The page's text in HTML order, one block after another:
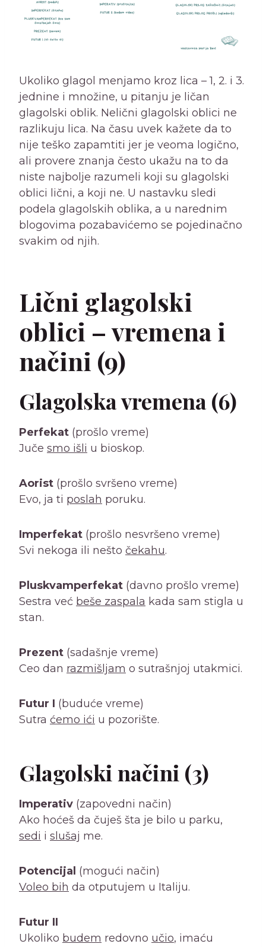
Ukoliko glagol menjamo kroz lica – 1, 2. i 3.
jednine i množine, u pitanju je ličan
glagolski oblik. Nelični glagolski oblici ne
razlikuju lica. Na času uvek kažete da to
nije teško zapamtiti jer je veoma logično,
ali provere znanja često ukažu na to da
niste najbolje razumeli koji su glagolski
oblici lični, a koji ne. U nastavku sledi
podela glagolskih oblika, a u narednim
blogovima pozabavićemo se pojedinačno
svakim od njih.
Lični glagolski
oblici – vremena i
načini (9)
Glagolska vremena (6)
Perfekat (prošlo vreme)
Juče smo išli u bioskop.
Aorist (prošlo svršeno vreme)
Evo, ja ti poslah poruku.
Imperfekat (prošlo nesvršeno vreme)
Svi nekoga ili nešto čekahu.
Pluskvamperfekat (davno prošlo vreme)
Sestra već beše zaspala kada sam stigla u
stan.
Prezent (sadašnje vreme)
Ceo dan razmišljam o sutrašnjoj utakmici.
Futur I (buduće vreme)
Sutra ćemo ići u pozorište.
Glagolski načini (3)
Imperativ (zapovedni način)
Ako hoćeš da čuješ šta je bilo u parku,
sedi i slušaj me.
Potencijal (mogući način)
Voleo bih da otputujem u Italiju.
Futur II
Ukoliko budem redovno učio, imaću